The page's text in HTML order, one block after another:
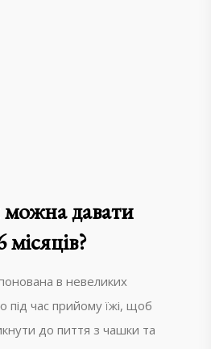
давати
місяців?
в невеликих
під час прийому їжі, щоб
до пиття з чашки та